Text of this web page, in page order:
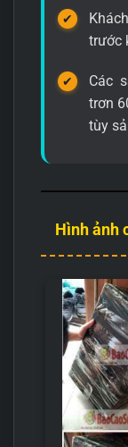
trước
Các
trơn
tùy
Hình ảnh